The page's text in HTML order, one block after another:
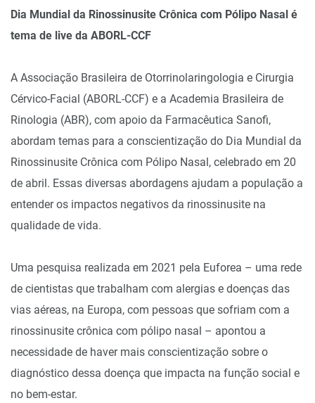
Dia Mundial da Rinossinusite Crônica com Pólipo Nasal é
tema de live da ABORL-CCF
A Associação Brasileira de Otorrinolaringologia e Cirurgia
Cérvico-Facial (ABORL-CCF) e a Academia Brasileira de
Rinologia (ABR), com apoio da Farmacêutica Sanofi,
abordam temas para a conscientização do Dia Mundial da
Rinossinusite Crônica com Pólipo Nasal, celebrado em 20
de abril. Essas diversas abordagens ajudam a população a
entender os impactos negativos da rinossinusite na
qualidade de vida.
Uma pesquisa realizada em 2021 pela Euforea – uma rede
de cientistas que trabalham com alergias e doenças das
vias aéreas, na Europa, com pessoas que sofriam com a
rinossinusite crônica com pólipo nasal – apontou a
necessidade de haver mais conscientização sobre o
diagnóstico dessa doença que impacta na função social e
no bem-estar.